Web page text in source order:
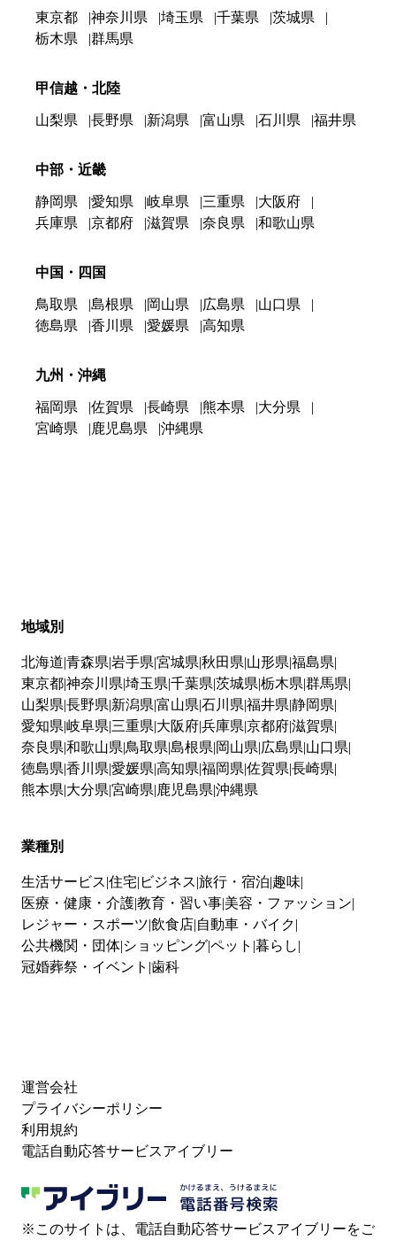
東京都 神奈川県 埼玉県 千葉県
茨城県
栃木県
群馬県
甲信越・北陸
山梨県 長野県 新潟県 富山県 石川県 福井県
中部・近畿
静岡県 愛知県 岐阜県 三重県
大阪府
兵庫県
京都府 滋賀県 奈良県 和歌山県
中国・四国
鳥取県 島根県 岡山県 広島県
山口県
徳島県
香川県 愛媛県 高知県
九州・沖縄
福岡県 佐賀県 長崎県 熊本県
大分県
宮崎県
鹿児島県 沖縄県
地域別
北海道 青森県 岩手県 宮城県 秋田県 山形県 福島県
東京都神奈川県 埼玉県 千葉県 茨城県 栃木県 群馬県
山梨県 長野県 新潟県 富山県 石川県 福井県 静岡県
愛知県 岐阜県 三重県 大阪府兵庫県 京都府滋賀県
奈良県 和歌山県 鳥取県 島根県 岡山県 広島県 山口県
徳島県 香川県 愛媛県 高知県 福岡県 佐賀県 長崎県
熊本県 大分県 宮崎県 鹿児島県 沖縄県
業種別
生活サービス 住宅 ビジネス 旅行・宿泊 趣味
医療・健康・介護教育・習い事 美容・ファッション
レジャー・スポーツ 飲食店 自動車・バイク
公共機関・団体 ショッピングペット 暮らし
冠婚葬祭・イベント 歯科
運営会社
プライバシーポリシー
利用規約
電話自動応答サービスアイブリー
※このサイトは、電話自動応答サービスアイブリーをご